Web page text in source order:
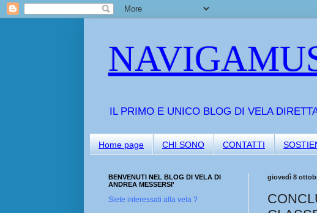
IL PRIMO E UNICO BLOG DI VELA
Home page CHI SONO CONTATTI
giovedì 8
BENVENUTI NEL BLOG DI VELA DI
ANDREA MESSERSI'
Siete interessati alla vela ?